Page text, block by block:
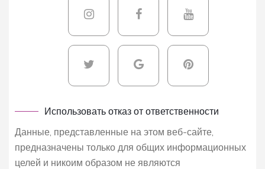
Использовать отказ от ответственности
Данные, представленные на этом веб-сайте,
предназначены только для общих информационных
целей и никоим образом не являются